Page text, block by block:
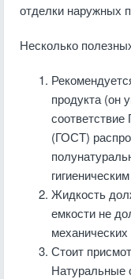
отделки наружных
Несколько
продукта (он
(ГОСТ)
Жидкость
емкости не
механических
Стоит
Натуральные